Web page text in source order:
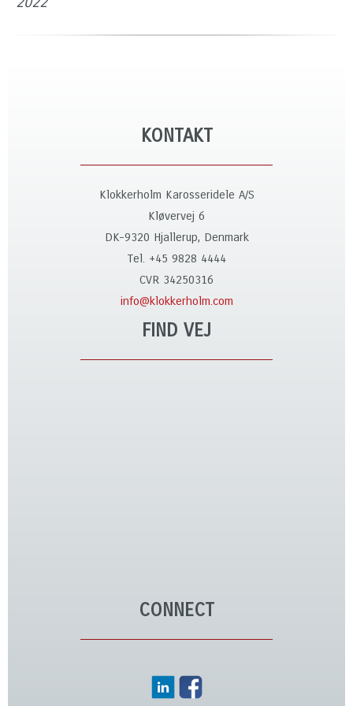
KONTAKT
Klokkerholm Karosseridele A/S
Kløvervej 6
DK-9320 Hjallerup, Denmark
Tel. +45 9828 4444
CVR 34250316
info@klokkerholm.com
FIND VEJ
CONNECT